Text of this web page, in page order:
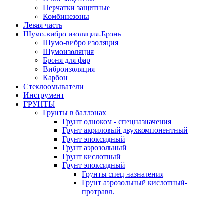
Перчатки защитные
Комбинезоны
Левая часть
Шумо-вибро изоляция-Бронь
Шумо-вибро изоляция
Шумоизоляция
Броня для фар
Виброизоляция
Карбон
Стеклоомыватели
Инструмент
ГРУНТЫ
Грунты в баллонах
Грунт одноком - спецназначения
Грунт акриловый двухкомпонентный
Грунт эпоксидный
Грунт аэрозольный
Грунт кислотный
Грунт эпоксидный
Грунты спец назначения
Грунт аэрозольный кислотный-
протравл.